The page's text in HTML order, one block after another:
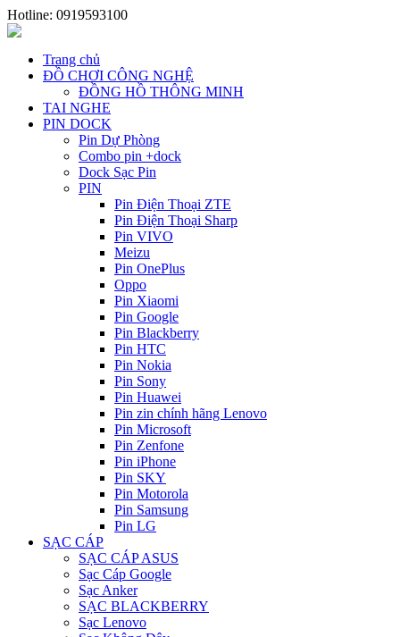
Hotline: 0919593100
Trang chủ
ĐỒ CHƠI CÔNG NGHỆ
ĐỒNG HỒ THÔNG MINH
TAI NGHE
PIN DOCK
Pin Dự Phòng
Combo pin +dock
Dock Sạc Pin
PIN
Pin Điện Thoại ZTE
Pin Điện Thoại Sharp
Pin VIVO
Meizu
Pin OnePlus
Oppo
Pin Xiaomi
Pin Google
Pin Blackberry
Pin HTC
Pin Nokia
Pin Sony
Pin Huawei
Pin zin chính hãng Lenovo
Pin Microsoft
Pin Zenfone
Pin iPhone
Pin SKY
Pin Motorola
Pin Samsung
Pin LG
SẠC CÁP
SẠC CÁP ASUS
Sạc Cáp Google
Sạc Anker
SẠC BLACKBERRY
Sạc Lenovo